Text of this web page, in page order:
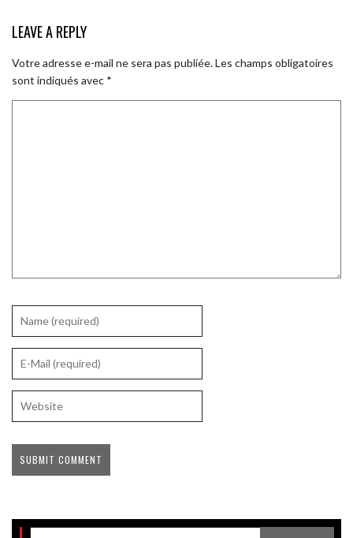
LEAVE A REPLY
Votre adresse e-mail ne sera pas publiée.Les champs obligatoires
sont indiqués avec *